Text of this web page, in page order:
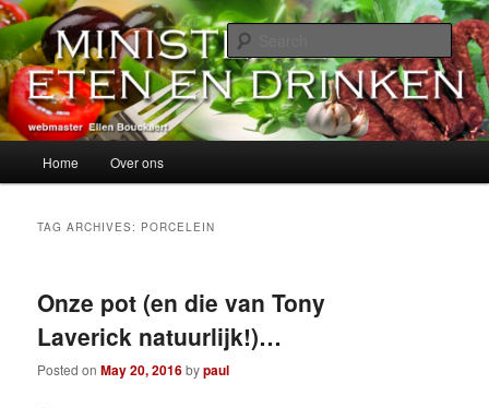
Skip
to
primary
content
Skip
to
secondary
contentMinisterie van Eten en Drinken
alles over eten, drinken en andere genoegens…
Home Over ons
TAG ARCHIVES: PORCELEIN
Onze pot (en die van Tony
Laverick natuurlijk!)…
Posted onMay 20, 2016bypaul